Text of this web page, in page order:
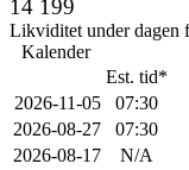
14 199
Likviditet under dagen
Kalender
Est. tid*
2026-11-05
07:30
2026-08-27
07:30
2026-08-17
N/A